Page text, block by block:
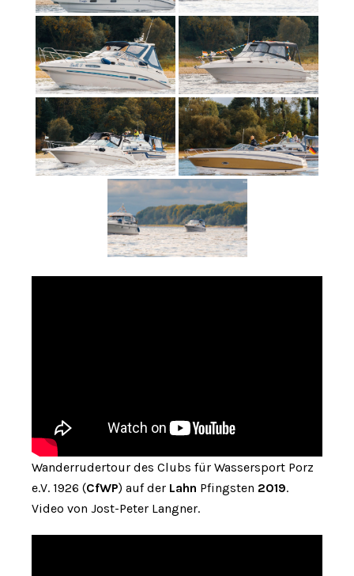
Wanderrudertour des Clubs für Wassersport Porz
e.V. 1926 (CfWP) auf der Lahn Pfingsten 2019.
Video von Jost-Peter Langner.